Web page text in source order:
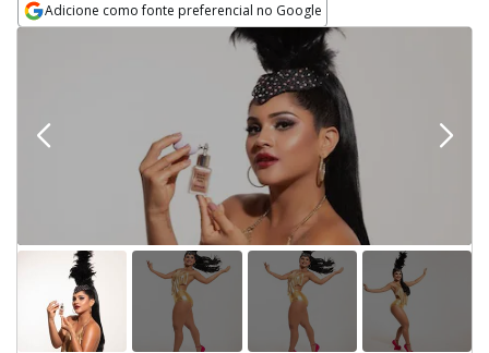
Adicione como fonte preferencial no Google